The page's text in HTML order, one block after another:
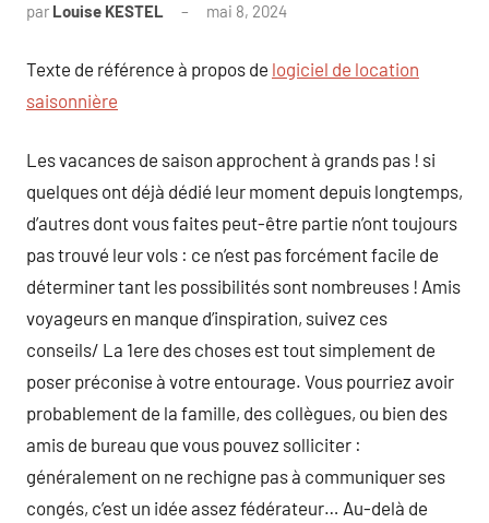
par Louise KESTEL mai 8, 2024
Texte de référence à propos de logiciel de location
saisonnière
Les vacances de saison approchent à grands pas ! si
quelques ont déjà dédié leur moment depuis longtemps,
d’autres dont vous faites peut-être partie n’ont toujours
pas trouvé leur vols : ce n’est pas forcément facile de
déterminer tant les possibilités sont nombreuses ! Amis
voyageurs en manque d’inspiration, suivez ces
conseils/ La 1ere des choses est tout simplement de
poser préconise à votre entourage. Vous pourriez avoir
probablement de la famille, des collègues, ou bien des
amis de bureau que vous pouvez solliciter :
généralement on ne rechigne pas à communiquer ses
congés, c’est un idée assez fédérateur… Au-delà de